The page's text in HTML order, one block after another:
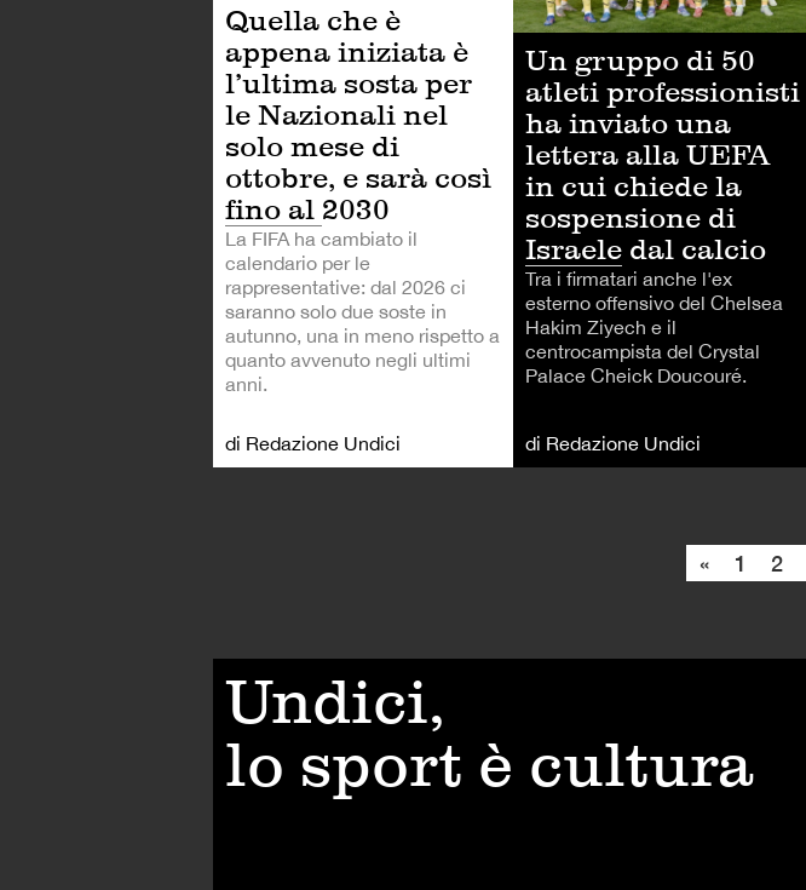
Quella che è
appena iniziata è
l’ultima sosta per
le Nazionali nel
solo mese di
ottobre, e sarà così
fino al 2030
La FIFA ha cambiato il
calendario per le
rappresentative: dal 2026 ci
saranno solo due soste in
autunno, una in meno rispetto a
quanto avvenuto negli ultimi
anni.
di Redazione Undici
Un gruppo di 50
atleti professionisti
ha inviato una
lettera alla UEFA
in cui chiede la
sospensione di
Israele dal calcio
Tra i firmatari anche l'ex
esterno offensivo del Chelsea
Hakim Ziyech e il
centrocampista del Crystal
Palace Cheick Doucouré.
di Redazione Undici
« 1 2
Undici,
lo sport è cultura